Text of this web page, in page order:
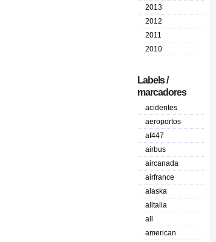
2013
2012
2011
2010
Labels /
marcadores
acidentes
aeroportos
af447
airbus
aircanada
airfrance
alaska
alitalia
all
american